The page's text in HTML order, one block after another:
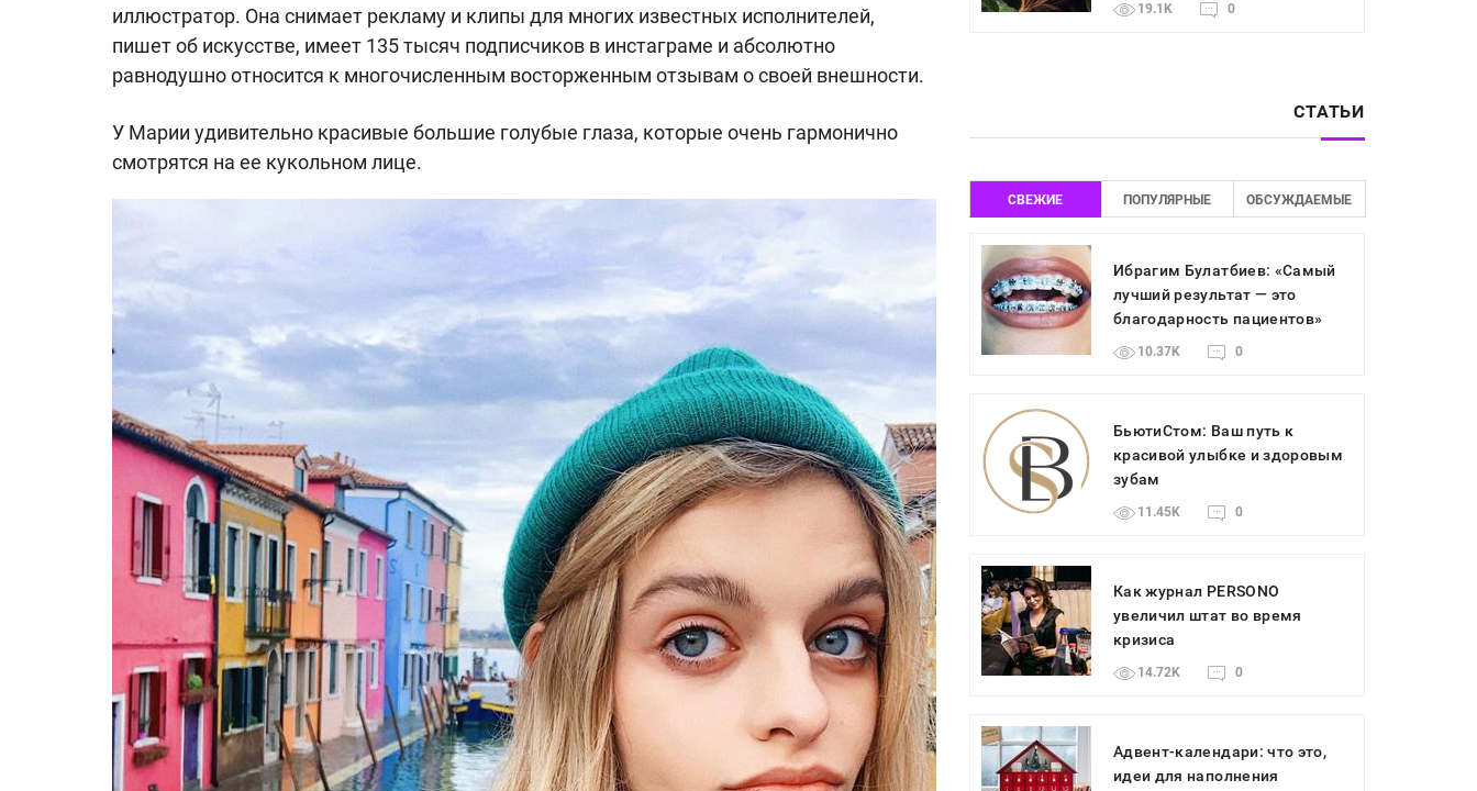
иллюстратор. Она снимает рекламу и клипы для многих известных исполнителей,
пишет об искусстве, имеет 135 тысяч подписчиков в инстаграме и абсолютно
равнодушно относится к многочисленным восторженным отзывам о своей внешности.
У Марии удивительно красивые большие голубые глаза, которые очень гармонично
смотрятся на ее кукольном лице.
19.1K 0
СТАТЬИ
СВЕЖИЕ ПОПУЛЯРНЫЕ ОБСУЖДАЕМЫЕ
Ибрагим Булатбиев: «Самый
лучший результат — это
благодарность пациентов»
10.37K 0
БьютиСтом: Ваш путь к
красивой улыбке и здоровым
зубам
11.45K 0
Как журнал PERSONO
увеличил штат во время
кризиса
14.72K 0
Адвент-календари: что это,
идеи для наполнения